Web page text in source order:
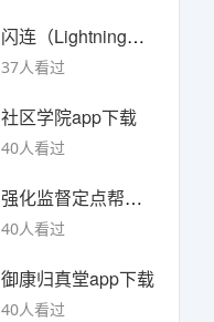
闪连（LightningX）加速器app
37人看过
社区学院app下载
40人看过
强化监督定点帮扶下载
40人看过
御康归真堂app下载
40人看过